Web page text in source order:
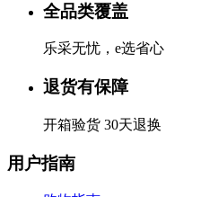
全品类覆盖
乐采无忧，e选省心
退货有保障
开箱验货 30天退换
用户指南